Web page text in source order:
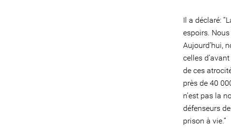
Il a déclaré:
espoirs.
Aujourd’hui,
celles
de ces
près de 40
n’est pas la
défenseurs
prison à vie.”